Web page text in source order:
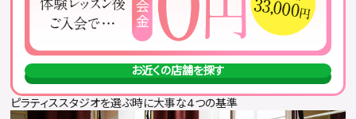
お近くの店舗を探す
ピラティススタジオを選ぶ時に大事な4つの基準